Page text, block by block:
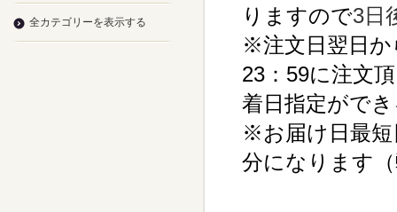
りますので3日
※注文日翌日か
23：59に注文
着日指定がで
※お届け日最短
分になります
全カテゴリーを表示する